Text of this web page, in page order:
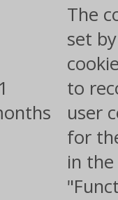
The
set
to
user
for
in